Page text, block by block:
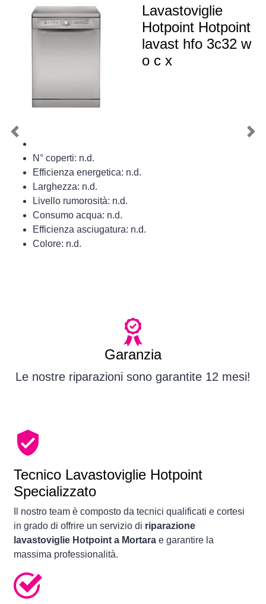
Lavastoviglie
Hotpoint Hotpoint
lavast hfo 3c32 w
o c x
N° coperti: n.d.
Efficienza energetica: n.d.
Larghezza: n.d.
Livello rumorosità: n.d.
Consumo acqua: n.d.
Efficienza asciugatura: n.d.
Colore: n.d.
Previous
Garanzia
Le nostre riparazioni sono garantite 12 mesi!
Tecnico Lavastoviglie Hotpoint
Specializzato
Il nostro team è composto da tecnici qualificati e cortesi
in grado di offrire un servizio di riparazione
lavastoviglie Hotpoint a Mortara e garantire la
massima professionalità.